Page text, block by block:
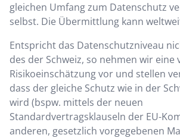
gleichen Umfang zum Datenschutz
selbst. Die Übermittlung kann
Entspricht das Datenschutzniveau
des der Schweiz, so nehmen wir eine
Risikoeinschätzung vor und stellen
dass der gleiche Schutz wie in der
wird (bspw. mittels der neuen
Standardvertragsklauseln der EU-
anderen, gesetzlich vorgegebenen